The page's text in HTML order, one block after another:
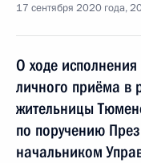
17 сентября 2020 года,
О ходе
личного приёма в
жительницы
по поручению
начальником